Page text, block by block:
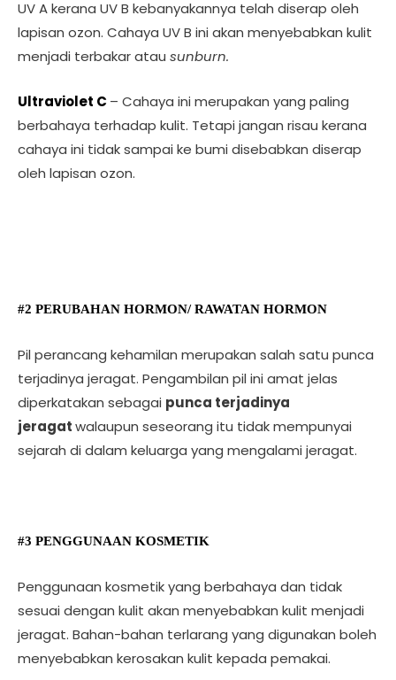
UV A kerana UV B kebanyakannya telah diserap oleh
lapisan ozon. Cahaya UV B ini akan menyebabkan kulit
menjadi terbakar atau sunburn.
Ultraviolet C – Cahaya ini merupakan yang paling
berbahaya terhadap kulit. Tetapi jangan risau kerana
cahaya ini tidak sampai ke bumi disebabkan diserap
oleh lapisan ozon.
#2 PERUBAHAN HORMON/ RAWATAN HORMON
Pil perancang kehamilan merupakan salah satu punca
terjadinya jeragat. Pengambilan pil ini amat jelas
diperkatakan sebagai punca terjadinya
jeragatwalaupun seseorang itu tidak mempunyai
sejarah di dalam keluarga yang mengalami jeragat.
#3 PENGGUNAAN KOSMETIK
Penggunaan kosmetik yang berbahaya dan tidak
sesuai dengan kulit akan menyebabkan kulit menjadi
jeragat. Bahan-bahan terlarang yang digunakan boleh
menyebabkan kerosakan kulit kepada pemakai.